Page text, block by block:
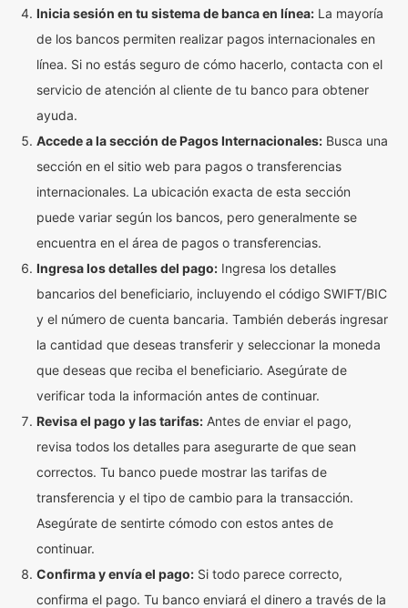
Inicia sesión en tu sistema de banca en línea: La mayoría
de los bancos permiten realizar pagos internacionales en
línea. Si no estás seguro de cómo hacerlo, contacta con el
servicio de atención al cliente de tu banco para obtener
ayuda.
Accede a la sección de Pagos Internacionales: Busca una
sección en el sitio web para pagos o transferencias
internacionales. La ubicación exacta de esta sección
puede variar según los bancos, pero generalmente se
encuentra en el área de pagos o transferencias.
Ingresa los detalles del pago: Ingresa los detalles
bancarios del beneficiario, incluyendo el código SWIFT/BIC
y el número de cuenta bancaria. También deberás ingresar
la cantidad que deseas transferir y seleccionar la moneda
que deseas que reciba el beneficiario. Asegúrate de
verificar toda la información antes de continuar.
Revisa el pago y las tarifas: Antes de enviar el pago,
revisa todos los detalles para asegurarte de que sean
correctos. Tu banco puede mostrar las tarifas de
transferencia y el tipo de cambio para la transacción.
Asegúrate de sentirte cómodo con estos antes de
continuar.
Confirma y envía el pago: Si todo parece correcto,
confirma el pago. Tu banco enviará el dinero a través de la